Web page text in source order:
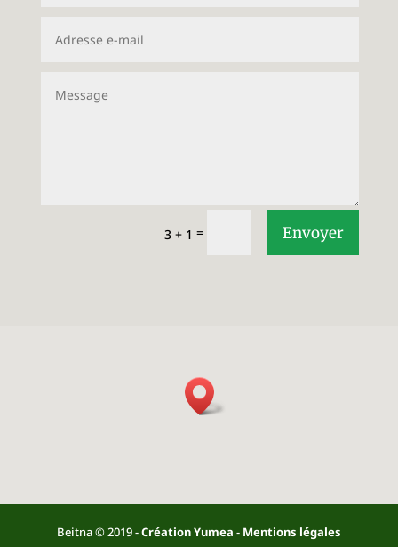
3 + 1 = Envoyer
Beitna © 2019 -Création Yumea - Mentions légales